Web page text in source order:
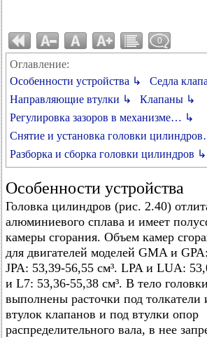
0
Оглавление:
Особенности устройства ↳
Седла
Направляющие втулки ↳
Клапаны ↳
Регулировка зазоров в механизме… ↳
Снятие и установка головки
Разборка и сборка головки цилиндров ↳
Особенности устройства
Головка цилиндров (рис. 2.40)
алюминиевого сплава и имеет
камеры сгорания. Объем камер
для двигателей моделей GMA и
JPA: 53,39-56,55 см³. LPA и LUA:
и L7: 53,36-55,38 см³. В тело
выполнены расточки под
втулок клапанов и под втулки опор
распределительного вала, в нее